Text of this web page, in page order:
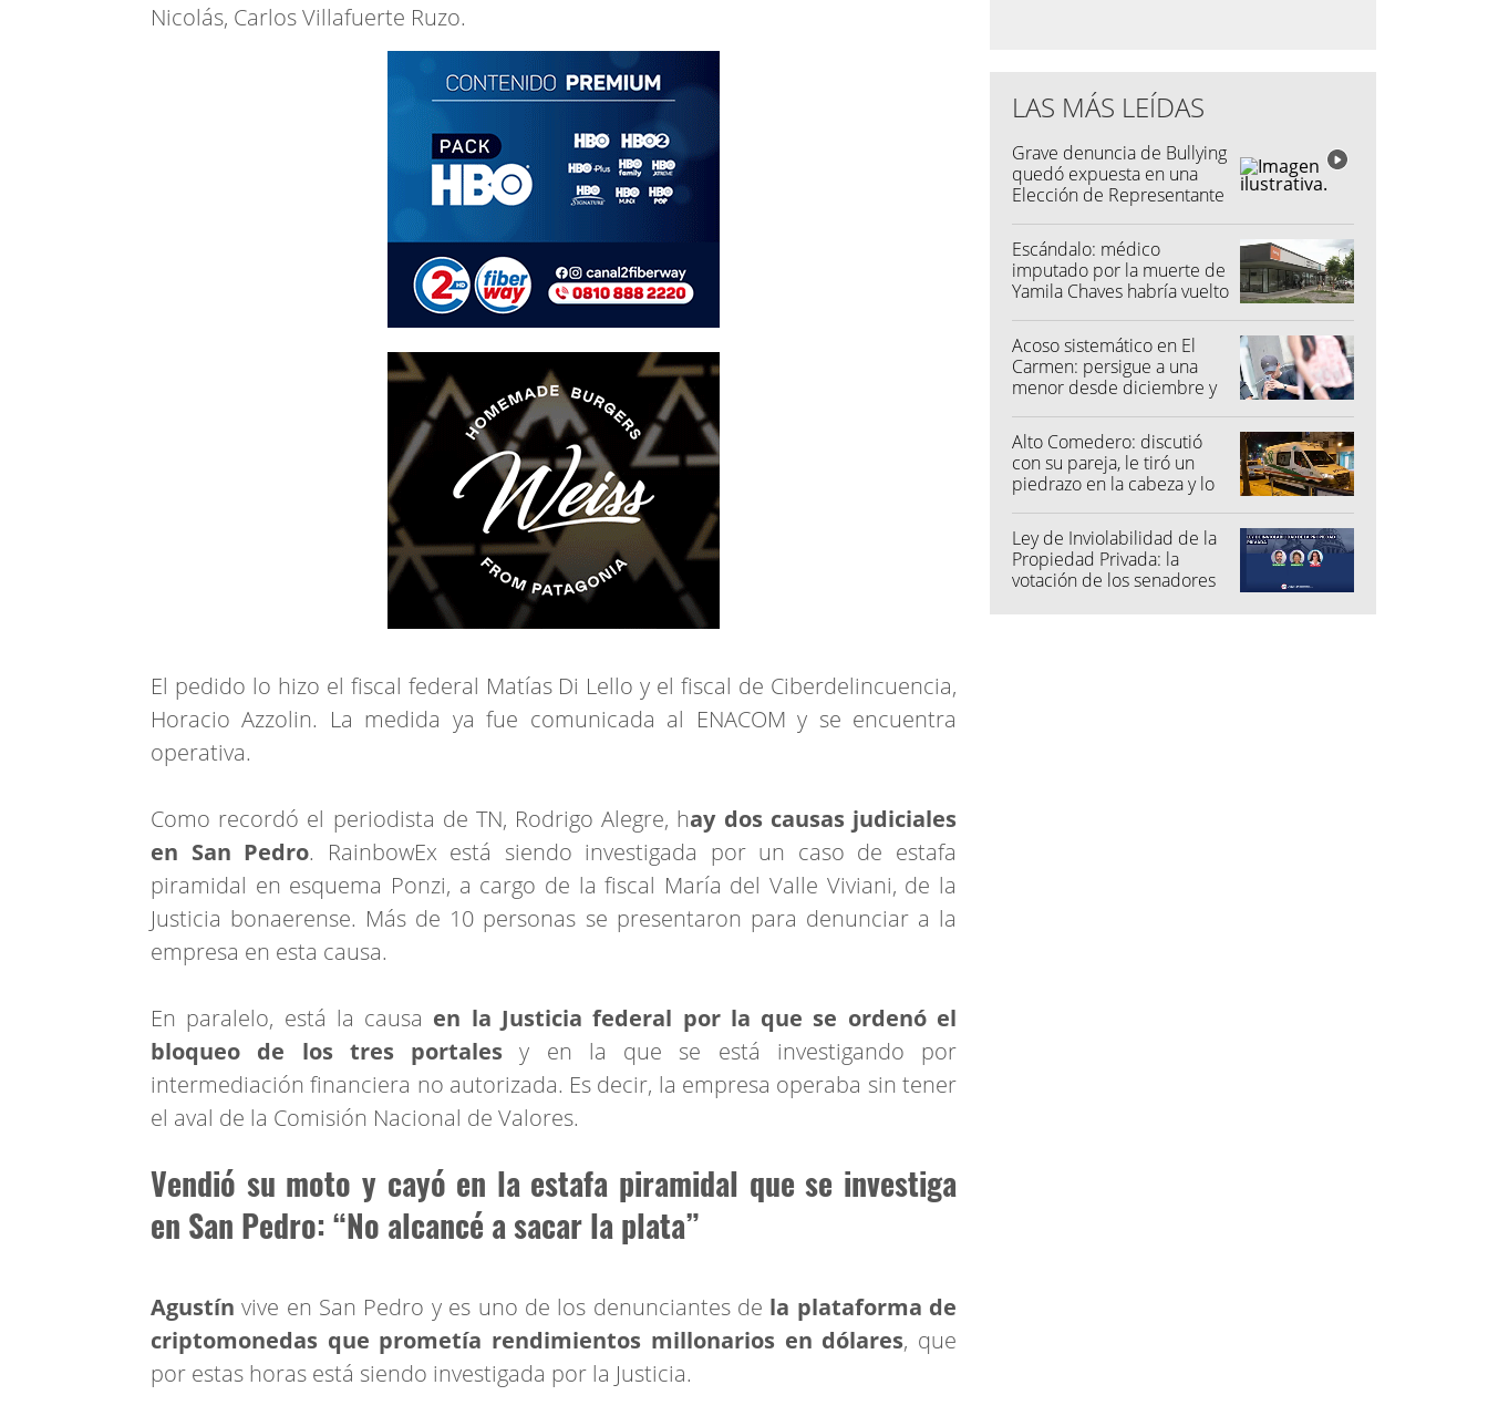
Nicolás, Carlos Villafuerte Ruzo.
El pedido lo hizo el fiscal federal Matías Di Lello y el fiscal de Ciberdelincuencia,
Horacio Azzolin. La medida ya fue comunicada al ENACOM y se encuentra
operativa.
Como recordó el periodista de TN, Rodrigo Alegre, hay dos causas judiciales
en San Pedro. RainbowEx está siendo investigada por un caso de estafa
piramidal en esquema Ponzi, a cargo de la fiscal María del Valle Viviani, de la
Justicia bonaerense. Más de 10 personas se presentaron para denunciar a la
empresa en esta causa.
En paralelo, está la causa en la Justicia federal por la que se ordenó el
bloqueo de los tres portales y en la que se está investigando por
intermediación financiera no autorizada. Es decir, la empresa operaba sin tener
el aval de la Comisión Nacional de Valores.
Vendió su moto y cayó en la estafa piramidal que se investiga
en San Pedro: “No alcancé a sacar la plata”
Agustín vive en San Pedro y es uno de los denunciantes de la plataforma de
criptomonedas que prometía rendimientos millonarios en dólares, que
por estas horas está siendo investigada por la Justicia.
LAS MÁS LEÍDAS
Grave denuncia de Bullying
quedó expuesta en una
Elección de Representante
Escándalo: médico
imputado por la muerte de
Yamila Chaves habría vuelto
Acoso sistemático en El
Carmen: persigue a una
menor desde diciembre y
Alto Comedero: discutió
con su pareja, le tiró un
piedrazo en la cabeza y lo
Ley de Inviolabilidad de la
Propiedad Privada: la
votación de los senadores